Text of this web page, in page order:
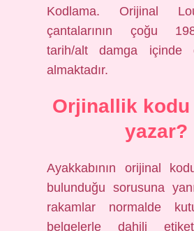
Kodlama. Orijinal
çantalarının çoğu
tarih/alt damga içinde
almaktadır.
Orjinallik kodu
yazar?
Ayakkabının orijinal
bulunduğu sorusuna
rakamlar normalde
belgelerle dahili